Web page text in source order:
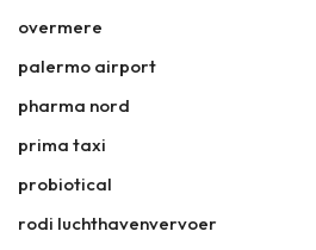
overmere
palermo airport
pharma nord
prima taxi
probiotical
rodi luchthavenvervoer